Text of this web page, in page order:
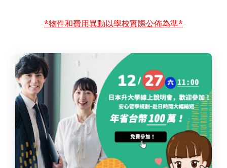
*物件和費用異動以學校實際公佈為準*